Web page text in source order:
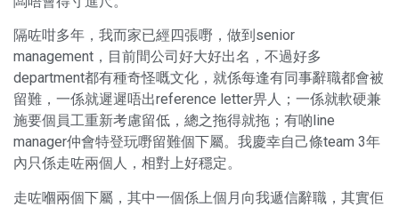
隔咗咁多年，我而家已經四張嘢，做到senior
management，目前間公司好大好出名，不過好多
department都有種奇怪嘅文化，就係每逢有同事辭職都會被
留難，一係就遲遲唔出reference letter畀人；一係就軟硬兼
施要個員工重新考慮留低，總之拖得就拖；有啲line
manager仲會特登玩嘢留難個下屬。我慶幸自己條team 3年
內只係走咗兩個人，相對上好穩定。
走咗嗰兩個下屬，其中一個係上個月向我遞信辭職，其實佢